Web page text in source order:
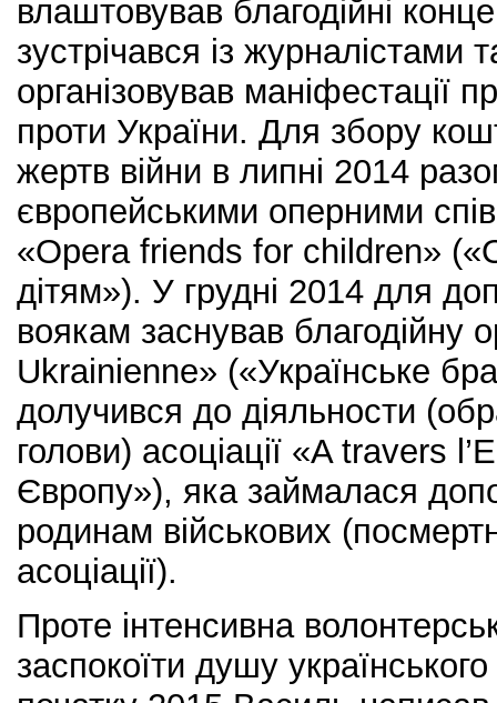
влаштовував благодійні
зустрічався із журналістами
організовував маніфестації
проти України. Для збору
жертв війни в липні 2014
європейськими оперними
«Opera friends for children»
дітям»). У грудні 2014 для
воякам заснував благодійну
Ukrainienne» («Українське
долучився до діяльности
голови) асоціації «A travers
Європу»), яка займалася
родинам військових
асоціації).
Проте інтенсивна
заспокоїти душу